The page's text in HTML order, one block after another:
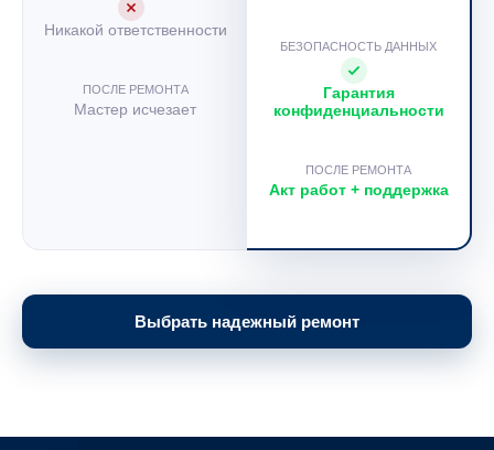
Никакой ответственности
ПОСЛЕ РЕМОНТА
Мастер исчезает
БЕЗОПАСНОСТЬ ДАННЫХ
Гарантия
конфиденциальности
ПОСЛЕ РЕМОНТА
Акт работ + поддержка
Выбрать надежный ремонт